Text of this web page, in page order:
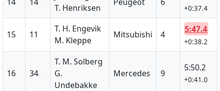
T. Henriksen
+0:37.4
15 11
T. H. Engevik
M. Kleppe
Mitsubishi 4
5:47.4
+0:38.2
16 34
T. M. Solberg
G.
Undebakke
Mercedes 9
5:50.2
+0:41.0